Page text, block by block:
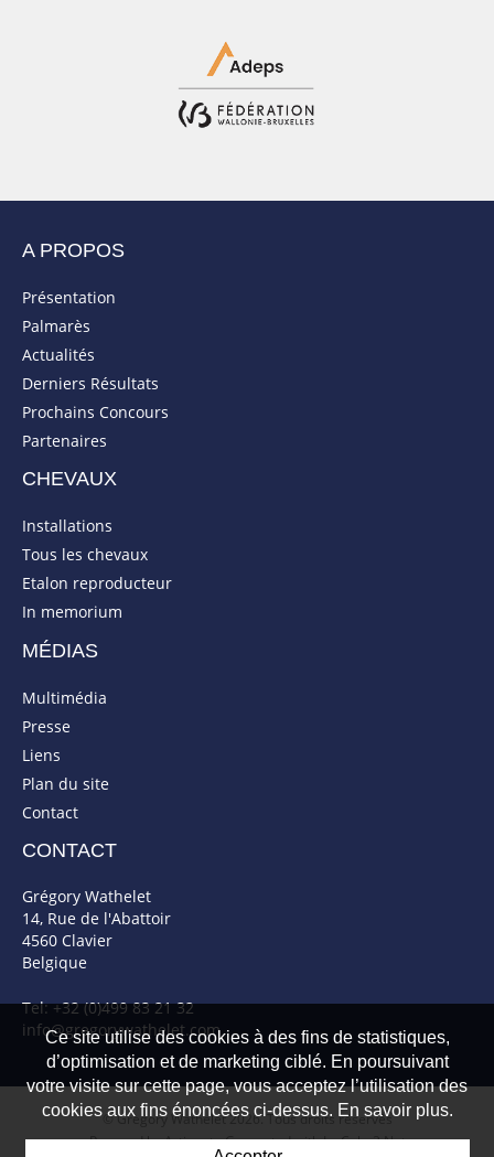
A PROPOS
Présentation
Palmarès
Actualités
Derniers Résultats
Prochains Concours
Partenaires
CHEVAUX
Installations
Tous les chevaux
Etalon reproducteur
In memorium
MÉDIAS
Multimédia
Presse
Liens
Plan du site
Contact
CONTACT
Grégory Wathelet
14, Rue de l'Abattoir
4560 Clavier
Belgique
Tel: +32 (0)499 83 21 32
info@gregorywathelet.com
© Gregory Wathelet 2026. Tous droits réservés
Powered by Artionet-Generated with IceCube2.Net
Ce site utilise des cookies à des fins de statistiques,
d’optimisation et de marketing ciblé. En poursuivant
votre visite sur cette page, vous acceptez l’utilisation des
cookies aux fins énoncées ci-dessus. En savoir plus.